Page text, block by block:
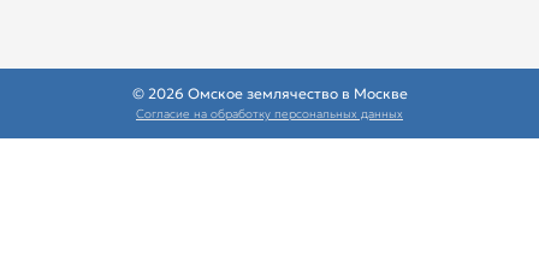
© 2026 Омское землячество в Москве
Согласие на обработку персональных данных